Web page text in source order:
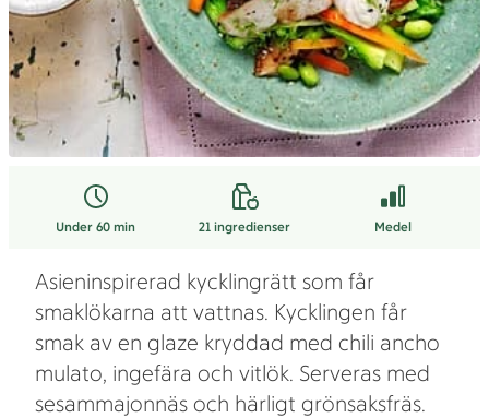
Under 60 min 21 ingredienser Medel
Asieninspirerad kycklingrätt som får
smaklökarna att vattnas. Kycklingen får
smak av en glaze kryddad med chili ancho
mulato, ingefära och vitlök. Serveras med
sesammajonnäs och härligt grönsaksfräs.